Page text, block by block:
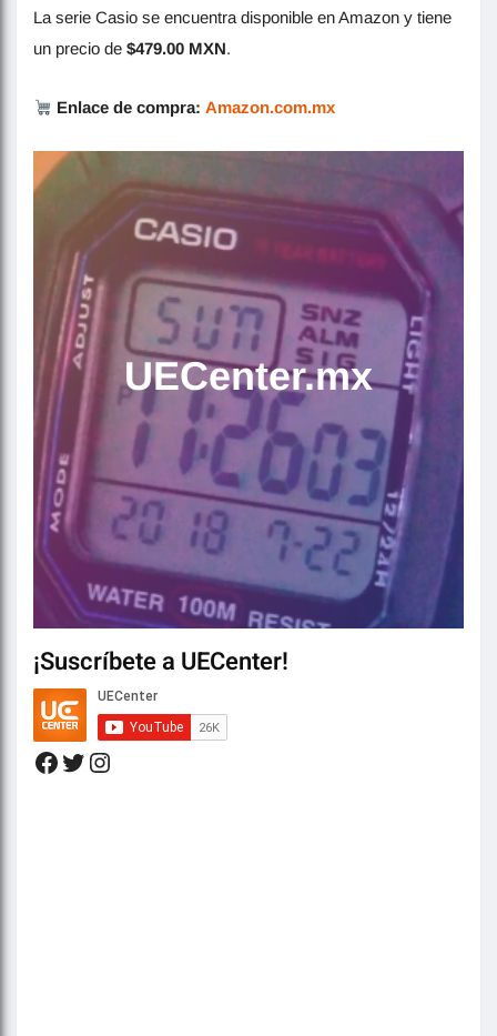
La serie Casio se encuentra disponible en Amazon y tiene
un precio de $479.00 MXN.
Enlace de compra: Amazon.com.mx
UECenter.mx
¡Suscríbete a UECenter!